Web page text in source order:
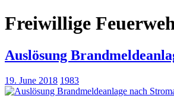
Freiwillige
Auslösung
19. June 2018 1983